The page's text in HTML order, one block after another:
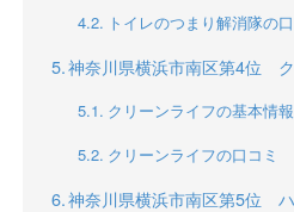
トイレのつまり解消隊の
神奈川県横浜市南区第4位
クリーンライフの基本情報
クリーンライフの口コミ
神奈川県横浜市南区第5位